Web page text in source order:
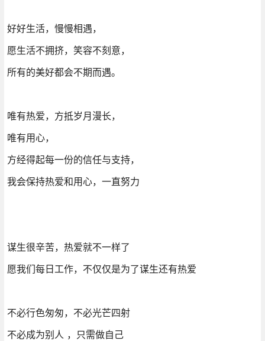
好好生活，慢慢相遇，
愿生活不拥挤，笑容不刻意，
所有的美好都会不期而遇。
唯有热爱，方抵岁月漫长，
唯有用心，
方经得起每一份的信任与支持，
我会保持热爱和用心，一直努力
谋生很辛苦，热爱就不一样了
愿我们每日工作，不仅仅是为了谋生还有热爱
不必行色匆匆，不必光芒四射
不必成为别人 ，只需做自己